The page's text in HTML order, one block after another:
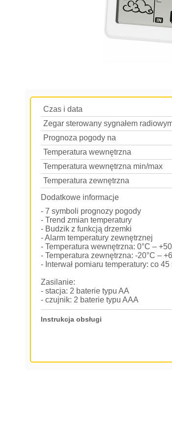
Czas i data
Zegar sterowany sygnałem
Prognoza pogody na
Temperatura wewnętrzna
Temperatura wewnętrzna min/max
Temperatura zewnętrzna
Dodatkowe informacje
- 7 symboli prognozy pogody
- Trend zmian temperatury
- Budzik z funkcją drzemki
- Alarm temperatury zewnętrznej
- Temperatura wewnętrzna: 0°C –
- Temperatura zewnętrzna: -20°C –
- Interwał pomiaru temperatury: co 45
Zasilanie:
- stacja: 2 baterie typu AA
- czujnik: 2 baterie typu AAA
Instrukcja obsługi